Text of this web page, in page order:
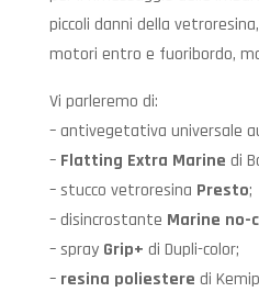
piccoli danni della
motori entro e fuoribordo,
Vi parleremo di:
– antivegetativa universale
– Flatting Extra Marine di
– stucco vetroresina Presto;
– disincrostante Marine no-
– spray Grip+ di Dupli-color;
– resina poliestere di